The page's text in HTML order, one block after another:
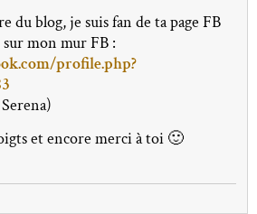
du blog, je suis fan de ta page FB
mon mur FB :
profile.php?
et encore merci à toi 🙂